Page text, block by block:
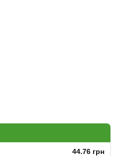
44.76 грн